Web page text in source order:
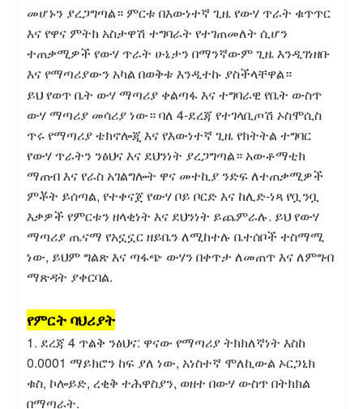
መሆኑን ያረጋግጣል። ምርቱ በእውነተኛ ጊዜ የውሃ ጥራት ቁጥጥር
እና የዋና ምትክ አስታዋሽ ተግባራት የተገጠመለት ሲሆን
ተጠቃሚዎች የውሃ ጥራት ሁኔታን በማንኛውም ጊዜ እንዲገነዘቡ
እና የማጣሪያውን አካል በወቅቱ እንዲተኩ ያስችላቸዋል።
ይህ የወጥ ቤት ውሃ ማጣሪያ ቀልጣፋ እና ተግባራዊ የቤት ውስጥ
ውሃ ማጣሪያ መሳሪያ ነው። ባለ 4-ደረጃ የተገላቢጦሽ ኦስሞሲስ
ጥሩ የማጣሪያ ቴክኖሎጂ እና የእውነተኛ ጊዜ የክትትል ተግባር
የውሃ ጥራትን ንፅህና እና ደህንነት ያረጋግጣል። አውቶማቲክ
ማጠብ እና የራስ አገልግሎት ዋና መተኪያ ንድፍ ለተጠቃሚዎች
ምቾት ይሰጣል, የተቀናጀ የውሃ ቦይ ቦርድ እና ከሊድ-ነጻ የቧንቧ
እቃዎች የምርቱን ዘላቂነት እና ደህንነት ይጨምራሉ. ይህ የውሃ
ማጣሪያ ጤናማ የአኗኗር ዘይቤን ለሚከተሉ ቤተሰቦች ተስማሚ
ነው, ይህም ግልጽ እና ጣፋጭ ውሃን በቀጥታ ለመጠጥ እና ለምግብ
ማጽዳት ያቀርባል.
የምርት ባህሪያት
1. ደረጃ 4 ጥልቅ ንፅህና: ዋናው የማጣሪያ ትክክለኛነት እስከ
0.0001 ማይክሮን ከፍ ያለ ነው, አነስተኛ ሞለኪውል ኦርጋኒክ
ቁስ, ኮሎይድ, ረቂቅ ተሕዋስያን, ወዘተ በውሃ ውስጥ በትክክል
በማጣራት.